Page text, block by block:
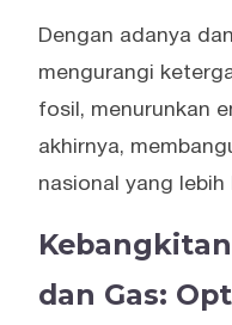
Dengan adanya
mengurangi
fosil, menurunkan
akhirnya,
nasional yang lebih
dan Gas: